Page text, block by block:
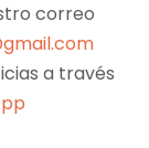
correo
a través